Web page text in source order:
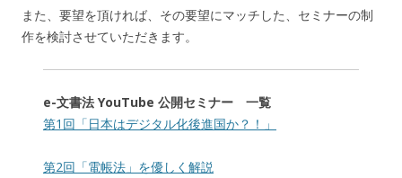
また、要望を頂ければ、その要望にマッチした、セミナーの制
作を検討させていただきます。
e-文書法 YouTube 公開セミナー 一覧
第1回「日本はデジタル化後進国か？！」
第2回「電帳法」を優しく解説